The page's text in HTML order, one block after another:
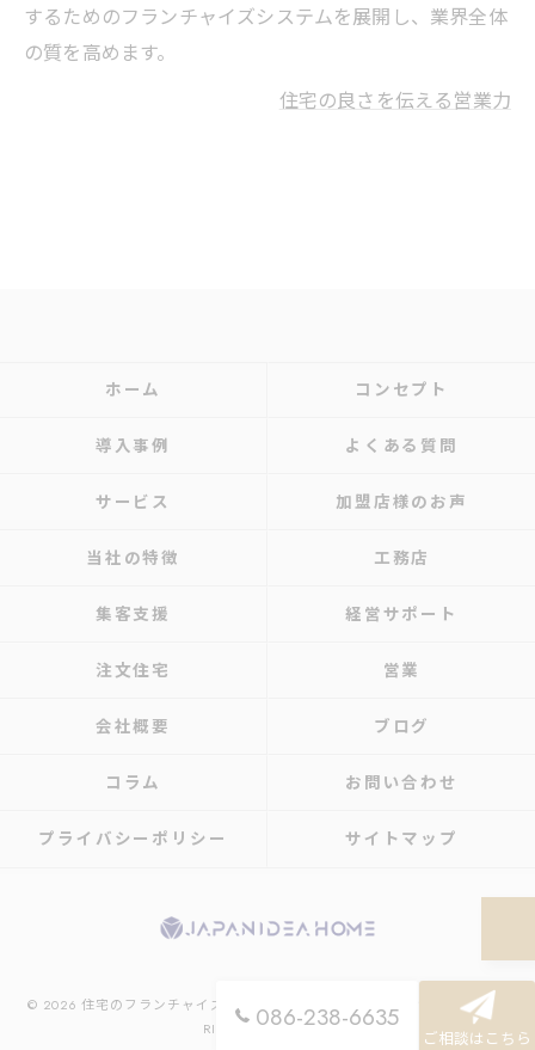
するためのフランチャイズシステムを展開し、業界全体
の質を高めます。
住宅の良さを伝える営業力
086-238-6635
ご相談はこちら
ホーム コンセプト
導入事例 よくある質問
サービス 加盟店様のお声
当社の特徴 工務店
集客支援 経営サポート
注文住宅 営業
会社概要 ブログ
コラム お問い合わせ
プライバシーポリシー サイトマップ
© 2026 住宅のフランチャイズなら株式会社ジャパンアイディアホーム ALL
RIGHTS RESERVED.